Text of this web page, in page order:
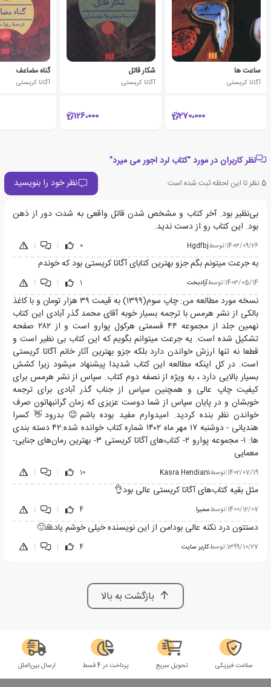
ساعت ها
آگاتا کریستی
270،000
شکار قاتل
آگاتا کریستی
126،000
گناه مضاعف
آگاتا کریستی
نظر کاربران در مورد "کتاب لرد اجور می میرد"
5 نظر تا این لحظه ثبت شده است نظر خود را بنویسید
بی‌نظیر بود. آخر کتاب و مشخص شدن قاتل واقعی به شدت دور از ذهن
بود. این کتاب رو از دست ندید.
1403/09/26
|توسطHgdfbj
0
|
|
به جرعت میتونم بگم جزو بهترین کتابای آگاتا کریستی بود که خوندم
1403/05/14
|توسطآزادبخت 1
|
|
نسخه مورد مطالعه من: چاپ سوم(١٣٩٩) به قیمت ٣٩ هزار تومان و با کاغذ
بالکی از نشر هرمس با ترجمه بسیار خوبه آقای محمد گذر آبادی این کتاب
نهمین جلد از مجموعه ۴۴ قسمتی هرکول پوارو است و از ٢٨٢ صفحه
تشکیل شده است. یه جرعت میتوانم بگویم که این کتاب بی نظیر است و
قطعا نه تنها ارزش خواندن دارد بلکه جزو بهترین آثار خانم آگاتا کریستی
است. در کل اینکه مطالعه این کتاب شدیدا پیشنهاد میشود زیرا کشش
بسیار بالایی دارد ، به ویژه از نصفه دوم کتاب. سپاس از نشر هرمس برای
کیفیت چاپ عالی و همچنین سپاس از جناب گذر آبادی برای ترجمه
خوبشان و در پایان سپاس از شما دوست عزیزی که زمان گرانبهاتون صرف
خواندن نظر بنده کردید. امیدوارم مفید بوده باشم😉 بدرود👋 کسرا
هندیانی - دوشنبه ١٧ مهر ماه ١۴٠٢ شماره کتاب خوانده شده:۴٢ دسته بندی
ها: ١- مجموعه پوارو ٢- کتاب‌های آگاتا کریستی ٣- بهترین رمان‌های جنایی-
معمایی
1402/07/19
|توسطKasra Hendiani
10
|
|
مثل بقیه کتاب‌های آگاتا کریستی عالی بود👌
1400/12/07
|توسطسمیرا 4
|
|
دستتون درد نکنه عالی بود!من از این نویسنده خیلی خوشم یاد🙏🙂
1399/10/27
|توسطکاربر سایت 4
|
|
بازگشت به بالا
سلامت فیزیکی تحویل سریع پرداخت در 4 قسط ارسال بین‌الملل